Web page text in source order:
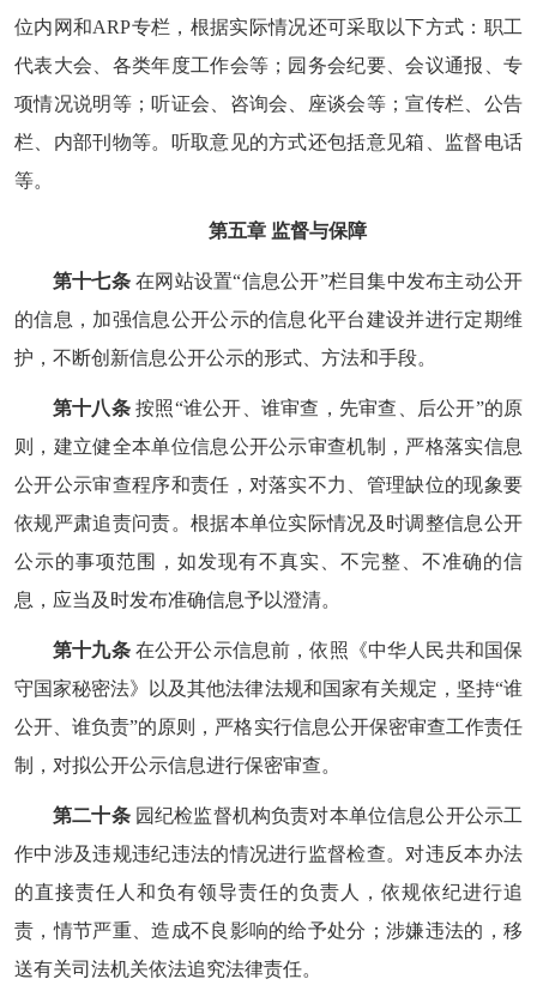
位内网和ARP专栏，根据实际情况还可采取以下方式：职工
代表大会、各类年度工作会等；园务会纪要、会议通报、专
项情况说明等；听证会、咨询会、座谈会等；宣传栏、公告
栏、内部刊物等。听取意见的方式还包括意见箱、监督电话
等。
第五章 监督与保障
第十七条在网站设置“信息公开”栏目集中发布主动公开
的信息，加强信息公开公示的信息化平台建设并进行定期维
护，不断创新信息公开公示的形式、方法和手段。
第十八条按照“谁公开、谁审查，先审查、后公开”的原
则，建立健全本单位信息公开公示审查机制，严格落实信息
公开公示审查程序和责任，对落实不力、管理缺位的现象要
依规严肃追责问责。根据本单位实际情况及时调整信息公开
公示的事项范围，如发现有不真实、不完整、不准确的信
息，应当及时发布准确信息予以澄清。
第十九条在公开公示信息前，依照《中华人民共和国保
守国家秘密法》以及其他法律法规和国家有关规定，坚持“谁
公开、谁负责”的原则，严格实行信息公开保密审查工作责任
制，对拟公开公示信息进行保密审查。
第二十条园纪检监督机构负责对本单位信息公开公示工
作中涉及违规违纪违法的情况进行监督检查。对违反本办法
的直接责任人和负有领导责任的负责人，依规依纪进行追
责，情节严重、造成不良影响的给予处分；涉嫌违法的，移
送有关司法机关依法追究法律责任。